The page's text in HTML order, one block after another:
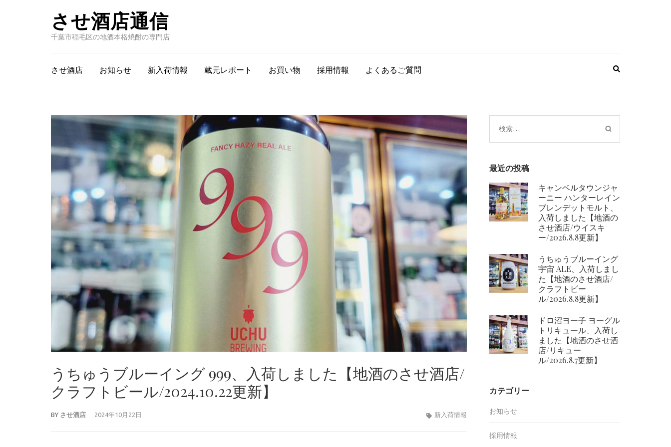
させ酒店通信
千葉市稲毛区の地酒本格焼酎の専門店
させ酒店 お知らせ 新入荷情報 蔵元レポート お買い物 採用情報 よくあるご質問
うちゅうブルーイング 999、入荷しました【地酒のさせ酒店/
クラフトビール/2024.10.22更新】
BY させ酒店 2024年10月22日 新入荷情報
検
索:
最近の投稿
キャンベルタウンジャ
ーニー ハンターレイン
ブレンデットモルト、
入荷しました【地酒の
させ酒店/ウイスキ
ー/2026.8.8更新】
うちゅうブルーイング
宇宙 ALE、入荷しまし
た【地酒のさせ酒店/
クラフトビー
ル/2026.8.8更新】
ドロ沼ヨー子 ヨーグル
トリキュール、入荷し
ました【地酒のさせ酒
店/リキュー
ル/2026.8.7更新】
カテゴリー
お知らせ
採用情報